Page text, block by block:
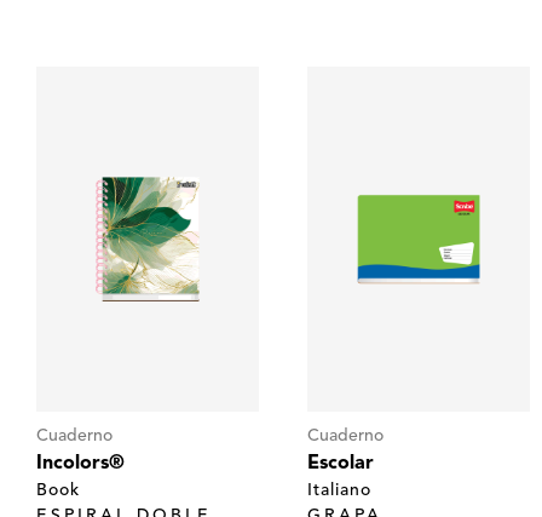
Cuaderno
Incolors®
Book
Cuaderno
Escolar
Italiano